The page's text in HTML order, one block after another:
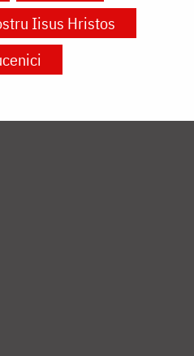
Iisus Hristos